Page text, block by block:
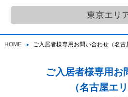
東京エリ
HOME ご入居者様専用お問い合わせ（名古
ご入居者様専用お
（名古屋エリ